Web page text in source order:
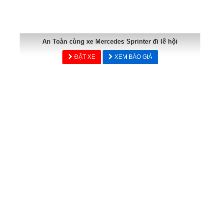
An Toàn cùng xe Mercedes Sprinter đi lễ hội
ĐẶT XE XEM BÁO GIÁ